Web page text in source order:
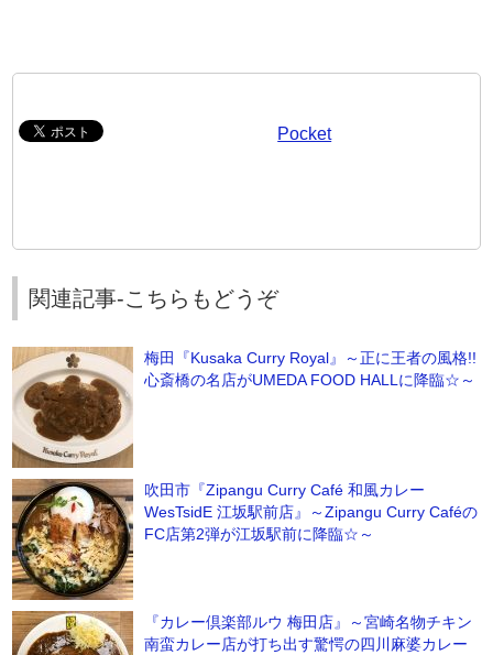
Pocket
関連記事-こちらもどうぞ
梅田『Kusaka Curry Royal』～正に王者の風格!!
心斎橋の名店がUMEDA FOOD HALLに降臨☆～
吹田市『Zipangu Curry Café 和風カレー
WesTsidE 江坂駅前店』～Zipangu Curry Caféの
FC店第2弾が江坂駅前に降臨☆～
『カレー倶楽部ルウ 梅田店』～宮崎名物チキン
南蛮カレー店が打ち出す驚愕の四川麻婆カレー